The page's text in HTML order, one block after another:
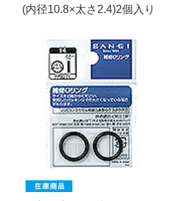
(内径10.8×太さ2.4)2個入り